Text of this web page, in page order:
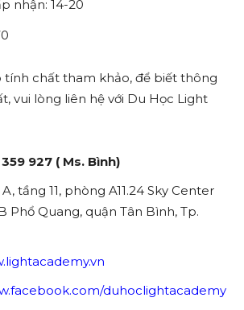
nhận: 14-20
tính chất tham khảo, để biết thông
vui lòng liên hệ với Du Học Light
927 ( Ms. Bình)
tầng 11, phòng A11.24 Sky Center
Phổ Quang, quận Tân Bình, Tp.
duhoclightacademy